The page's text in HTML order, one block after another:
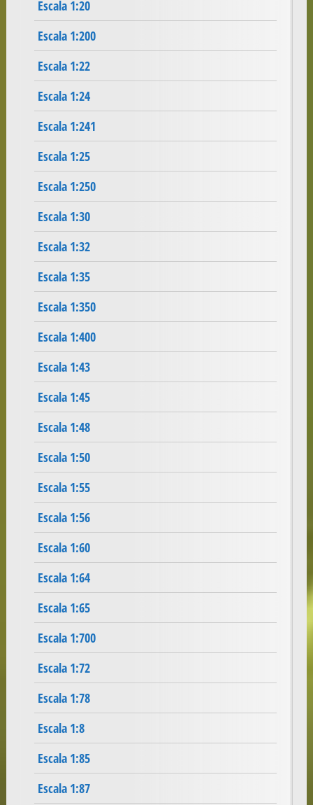
Escala 1:20
Escala 1:200
Escala 1:22
Escala 1:24
Escala 1:241
Escala 1:25
Escala 1:250
Escala 1:30
Escala 1:32
Escala 1:35
Escala 1:350
Escala 1:400
Escala 1:43
Escala 1:45
Escala 1:48
Escala 1:50
Escala 1:55
Escala 1:56
Escala 1:60
Escala 1:64
Escala 1:65
Escala 1:700
Escala 1:72
Escala 1:78
Escala 1:8
Escala 1:85
Escala 1:87